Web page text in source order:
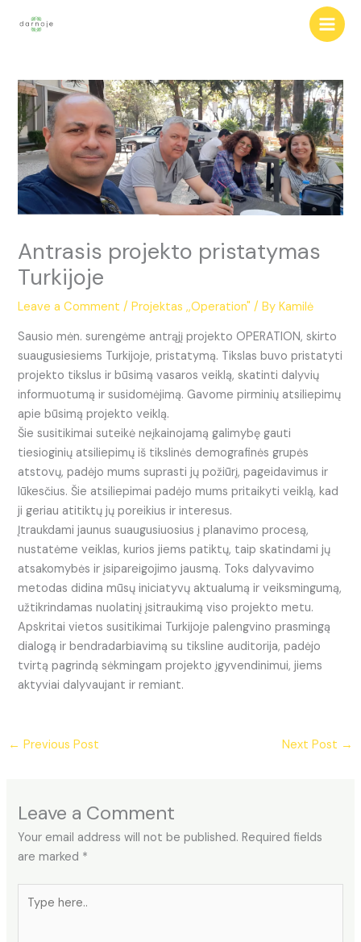
Antrasis projekto pristatymas
Turkijoje
Leave a Comment /Projektas ,,Operation" / ByKamilė
Sausio mėn. surengėme antrąjį projekto OPERATION, skirto
suaugusiesiems Turkijoje, pristatymą. Tikslas buvo pristatyti
projekto tikslus ir būsimą vasaros veiklą, skatinti dalyvių
informuotumą ir susidomėjimą. Gavome pirminių atsiliepimų
apie būsimą projekto veiklą.
Šie susitikimai suteikė neįkainojamą galimybę gauti
tiesioginių atsiliepimų iš tikslinės demografinės grupės
atstovų, padėjo mums suprasti jų požiūrį, pageidavimus ir
lūkesčius. Šie atsiliepimai padėjo mums pritaikyti veiklą, kad
ji geriau atitiktų jų poreikius ir interesus.
Įtraukdami jaunus suaugusiuosius į planavimo procesą,
nustatėme veiklas, kurios jiems patiktų, taip skatindami jų
atsakomybės ir įsipareigojimo jausmą. Toks dalyvavimo
metodas didina mūsų iniciatyvų aktualumą ir veiksmingumą,
užtikrindamas nuolatinį įsitraukimą viso projekto metu.
Apskritai vietos susitikimai Turkijoje palengvino prasmingą
dialogą ir bendradarbiavimą su tiksline auditorija, padėjo
tvirtą pagrindą sėkmingam projekto įgyvendinimui, jiems
aktyviai dalyvaujant ir remiant.
← Previous Post Next Post →
Leave a Comment
Your email address will not be published. Required fields
are marked *
here..